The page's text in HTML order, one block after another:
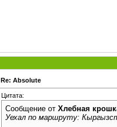
Re: Absolute
Цитата:
Сообщение от Хлебная
Уехал по маршруту: